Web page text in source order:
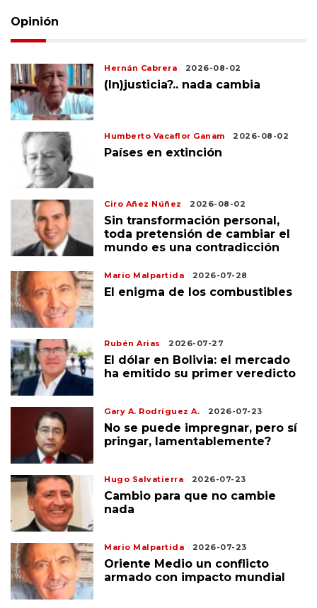
Opinión
Hernán Cabrera 2026-08-02
(In)justicia?.. nada cambia
Humberto Vacaflor Ganam 2026-08-02
Países en extinción
Ciro Añez Núñez 2026-08-02
Sin transformación personal,
toda pretensión de cambiar el
mundo es una contradicción
Mario Malpartida 2026-07-28
El enigma de los combustibles
Rubén Arias 2026-07-27
El dólar en Bolivia: el mercado
ha emitido su primer veredicto
Gary A. Rodríguez A. 2026-07-23
No se puede impregnar, pero sí
pringar, lamentablemente?
Hugo Salvatierra 2026-07-23
Cambio para que no cambie
nada
Mario Malpartida 2026-07-23
Oriente Medio un conflicto
armado con impacto mundial